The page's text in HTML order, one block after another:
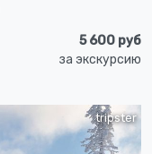
5 600 руб
за экскурсию
tripster